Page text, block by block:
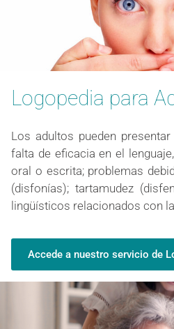
Logopedia para
Los adultos pueden
falta de eficacia en el
oral o escrita; problemas
(disfonías); tartamudez
lingüísticos relacionados con
Accede a nuestro servicio de